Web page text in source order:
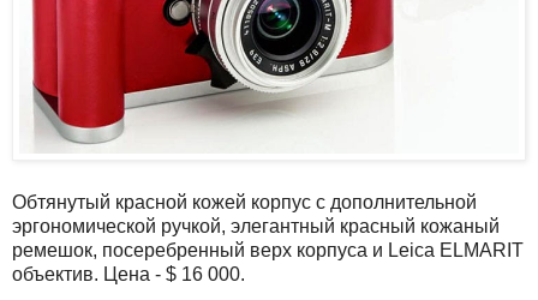
Обтянутый красной кожей корпус с дополнительной
эргономической ручкой, элегантный красный кожаный
ремешок, посеребренный верх корпуса и Leica ELMARIT
объектив. Цена - $ 16 000.